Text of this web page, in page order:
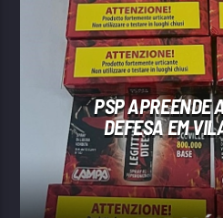
PSP APREENDE
DEFESA EM